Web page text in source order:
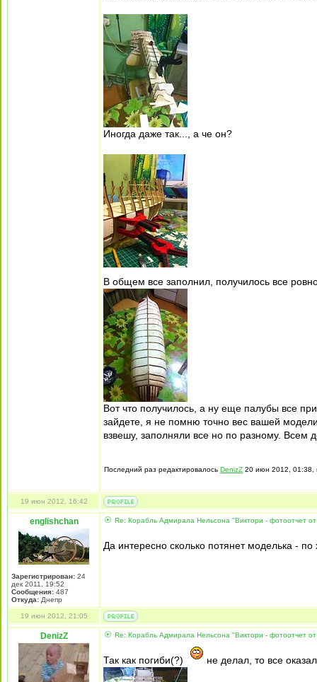
Иногда даже так..., а че он?
В общем все заполнил, получилось все
Вот что получилось, а ну еще палубы все
зайдете, я не помню точно вес вашей
взвешу, заполняли все но по разному. Всем
Последний раз редактировалось DenizZ 20 июн 2012, 01:38,
19 июн 2012, 16:42
englishchan
Зарегистрирован: 24
дек 2011, 19:52
Сообщения: 487
Откуда: Днепр
Re: Корабль Адмирала Нельсона "Виктори - фотоотчет от
Да интересно сколько потянет моделька -
19 июн 2012, 21:05
DenizZ Re: Корабль Адмирала Нельсона "Виктори - фотоотчет от
Так как погиби(?) не делал, то все